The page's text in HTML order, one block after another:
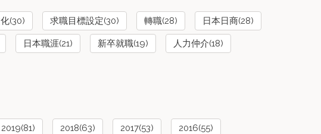
(30) 求職目標設定(30) 轉職(28) 日本日商(28)
日本職涯(21) 新卒就職(19) 人力仲介(18)
2019(81) 2018(63) 2017(53) 2016(55)